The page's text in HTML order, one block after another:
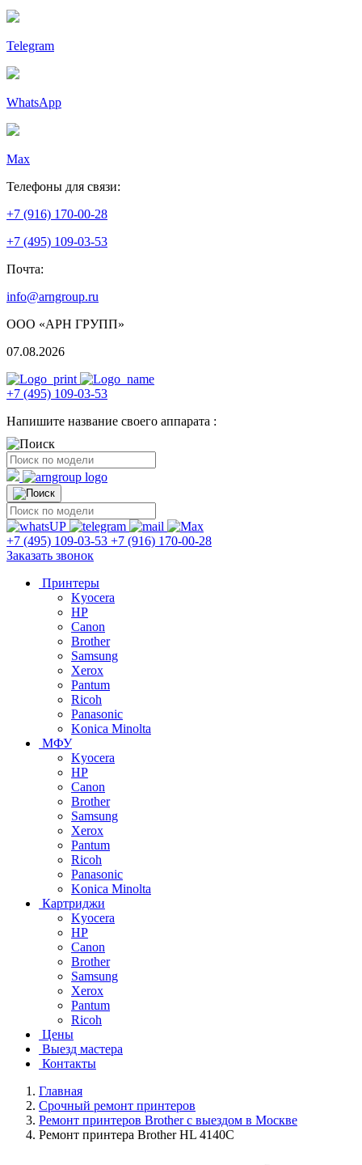
Telegram
WhatsApp
Max
Телефоны для связи:
+7 (916) 170-00-28
+7 (495) 109-03-53
Почта:
info@arngroup.ru
ООО «АРН ГРУПП»
07.08.2026
+7 (495) 109-03-53
Напишите название своего аппарата :
+7 (495) 109-03-53 +7 (916) 170-00-28
Заказать звонок
Принтеры
Kyocera
HP
Canon
Brother
Samsung
Xerox
Pantum
Ricoh
Panasonic
Konica Minolta
МФУ
Kyocera
HP
Canon
Brother
Samsung
Xerox
Pantum
Ricoh
Panasonic
Konica Minolta
Картриджи
Kyocera
HP
Canon
Brother
Samsung
Xerox
Pantum
Ricoh
Цены
Выезд мастера
Контакты
Главная
Срочный ремонт принтеров
Ремонт принтеров Brother с выездом в Москве
Ремонт принтера Brother HL 4140C